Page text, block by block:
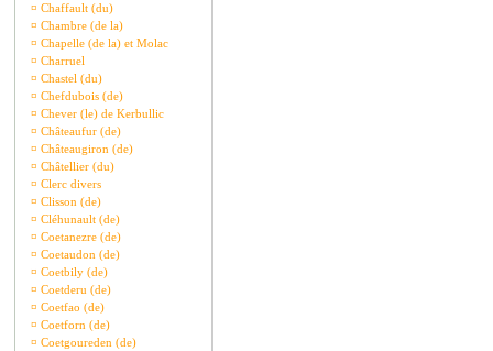
¤ Chaffault (du)
¤ Chambre (de la)
¤ Chapelle (de la) et Molac
¤ Charruel
¤ Chastel (du)
¤ Chefdubois (de)
¤ Chever (le) de Kerbullic
¤ Châteaufur (de)
¤ Châteaugiron (de)
¤ Châtellier (du)
¤ Clerc divers
¤ Clisson (de)
¤ Cléhunault (de)
¤ Coetanezre (de)
¤ Coetaudon (de)
¤ Coetbily (de)
¤ Coetderu (de)
¤ Coetfao (de)
¤ Coetforn (de)
¤ Coetgoureden (de)